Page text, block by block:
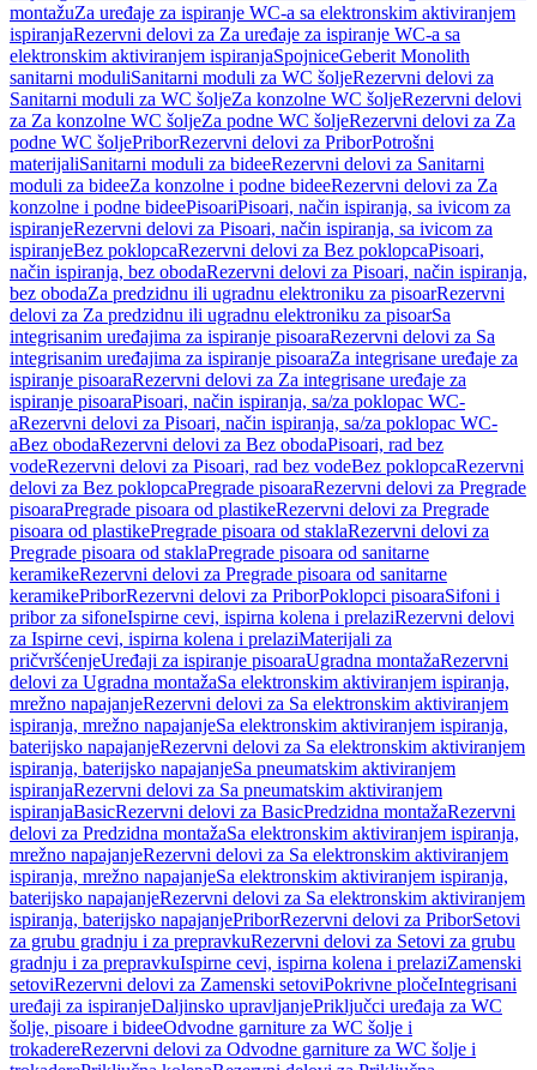
montažuZa uređaje za ispiranje WC-a sa elektronskim aktiviranjem
ispiranjaRezervni delovi za Za uređaje za ispiranje WC-a sa
elektronskim aktiviranjem ispiranjaSpojniceGeberit Monolith
sanitarni moduliSanitarni moduli za WC šoljeRezervni delovi za
Sanitarni moduli za WC šoljeZa konzolne WC šoljeRezervni delovi
za Za konzolne WC šoljeZa podne WC šoljeRezervni delovi za Za
podne WC šoljePriborRezervni delovi za PriborPotrošni
materijaliSanitarni moduli za bideeRezervni delovi za Sanitarni
moduli za bideeZa konzolne i podne bideeRezervni delovi za Za
konzolne i podne bideePisoariPisoari, način ispiranja, sa ivicom za
ispiranjeRezervni delovi za Pisoari, način ispiranja, sa ivicom za
ispiranjeBez poklopcaRezervni delovi za Bez poklopcaPisoari,
način ispiranja, bez obodaRezervni delovi za Pisoari, način ispiranja,
bez obodaZa predzidnu ili ugradnu elektroniku za pisoarRezervni
delovi za Za predzidnu ili ugradnu elektroniku za pisoarSa
integrisanim uređajima za ispiranje pisoaraRezervni delovi za Sa
integrisanim uređajima za ispiranje pisoaraZa integrisane uređaje za
ispiranje pisoaraRezervni delovi za Za integrisane uređaje za
ispiranje pisoaraPisoari, način ispiranja, sa/za poklopac WC-
aRezervni delovi za Pisoari, način ispiranja, sa/za poklopac WC-
aBez obodaRezervni delovi za Bez obodaPisoari, rad bez
vodeRezervni delovi za Pisoari, rad bez vodeBez poklopcaRezervni
delovi za Bez poklopcaPregrade pisoaraRezervni delovi za Pregrade
pisoaraPregrade pisoara od plastikeRezervni delovi za Pregrade
pisoara od plastikePregrade pisoara od staklaRezervni delovi za
Pregrade pisoara od staklaPregrade pisoara od sanitarne
keramikeRezervni delovi za Pregrade pisoara od sanitarne
keramikePriborRezervni delovi za PriborPoklopci pisoaraSifoni i
pribor za sifoneIspirne cevi, ispirna kolena i prelaziRezervni delovi
za Ispirne cevi, ispirna kolena i prelaziMaterijali za
pričvršćenjeUređaji za ispiranje pisoaraUgradna montažaRezervni
delovi za Ugradna montažaSa elektronskim aktiviranjem ispiranja,
mrežno napajanjeRezervni delovi za Sa elektronskim aktiviranjem
ispiranja, mrežno napajanjeSa elektronskim aktiviranjem ispiranja,
baterijsko napajanjeRezervni delovi za Sa elektronskim aktiviranjem
ispiranja, baterijsko napajanjeSa pneumatskim aktiviranjem
ispiranjaRezervni delovi za Sa pneumatskim aktiviranjem
ispiranjaBasicRezervni delovi za BasicPredzidna montažaRezervni
delovi za Predzidna montažaSa elektronskim aktiviranjem ispiranja,
mrežno napajanjeRezervni delovi za Sa elektronskim aktiviranjem
ispiranja, mrežno napajanjeSa elektronskim aktiviranjem ispiranja,
baterijsko napajanjeRezervni delovi za Sa elektronskim aktiviranjem
ispiranja, baterijsko napajanjePriborRezervni delovi za PriborSetovi
za grubu gradnju i za prepravkuRezervni delovi za Setovi za grubu
gradnju i za prepravkuIspirne cevi, ispirna kolena i prelaziZamenski
setoviRezervni delovi za Zamenski setoviPokrivne pločeIntegrisani
uređaji za ispiranjeDaljinsko upravljanjePriključci uređaja za WC
šolje, pisoare i bideeOdvodne garniture za WC šolje i
trokadereRezervni delovi za Odvodne garniture za WC šolje i